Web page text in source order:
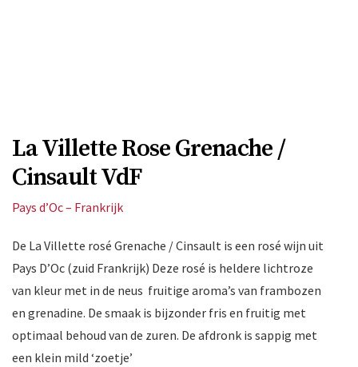
La Villette Rose Grenache /
Cinsault VdF
Pays d’Oc – Frankrijk
De La Villette rosé Grenache / Cinsault is een rosé wijn uit
Pays D’Oc (zuid Frankrijk) Deze rosé is heldere lichtroze
van kleur met in de neus fruitige aroma’s van frambozen
en grenadine. De smaak is bijzonder fris en fruitig met
optimaal behoud van de zuren. De afdronk is sappig met
een klein mild ‘zoetje’